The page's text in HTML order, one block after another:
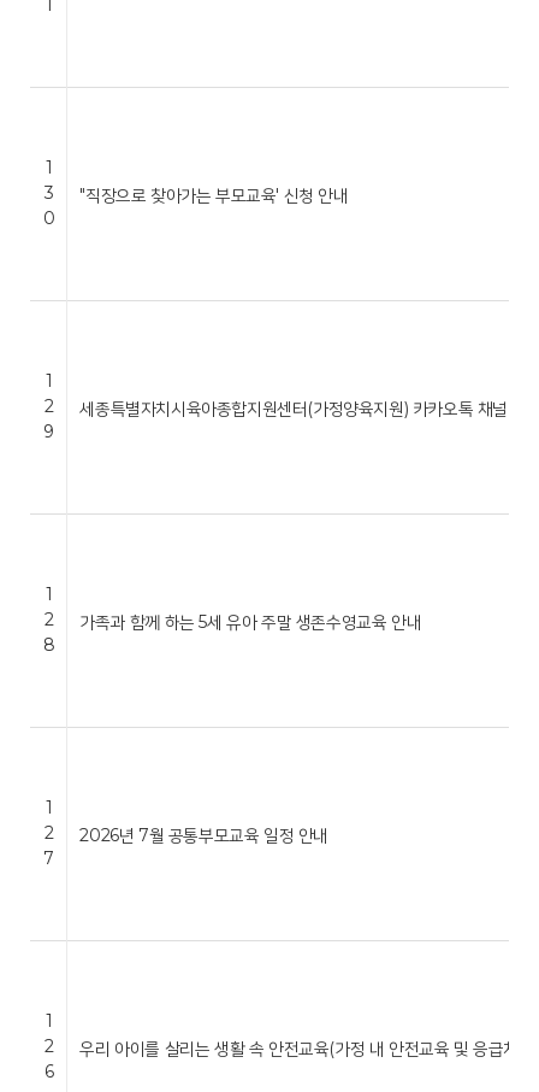
1
3
0
"직장으로 찾아가는 부모교육' 신청 안내
1
2
9
세종특별자치시육아종합지원센터(가정양육지원) 카카오톡 채널 운
1
2
8
가족과 함께 하는 5세 유아 주말 생존수영교육 안내
1
2
7
2026년 7월 공통부모교육 일정 안내
1
2
6
우리 아이를 살리는 생활 속 안전교육(가정 내 안전교육 및 응급처…